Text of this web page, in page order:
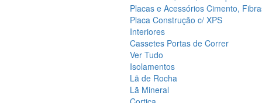
Placas e Acessórios Cimento,
Placa Construção c/ XPS
Interiores
Cassetes Portas de Correr
Ver Tudo
Isolamentos
Lã de Rocha
Lã Mineral